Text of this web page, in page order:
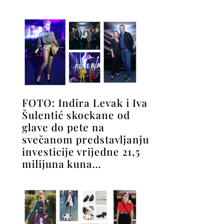
FOTO: Indira Levak i Iva
Šulentić skockane od
glave do pete na
svečanom predstavljanju
investicije vrijedne 21,5
milijuna kuna…